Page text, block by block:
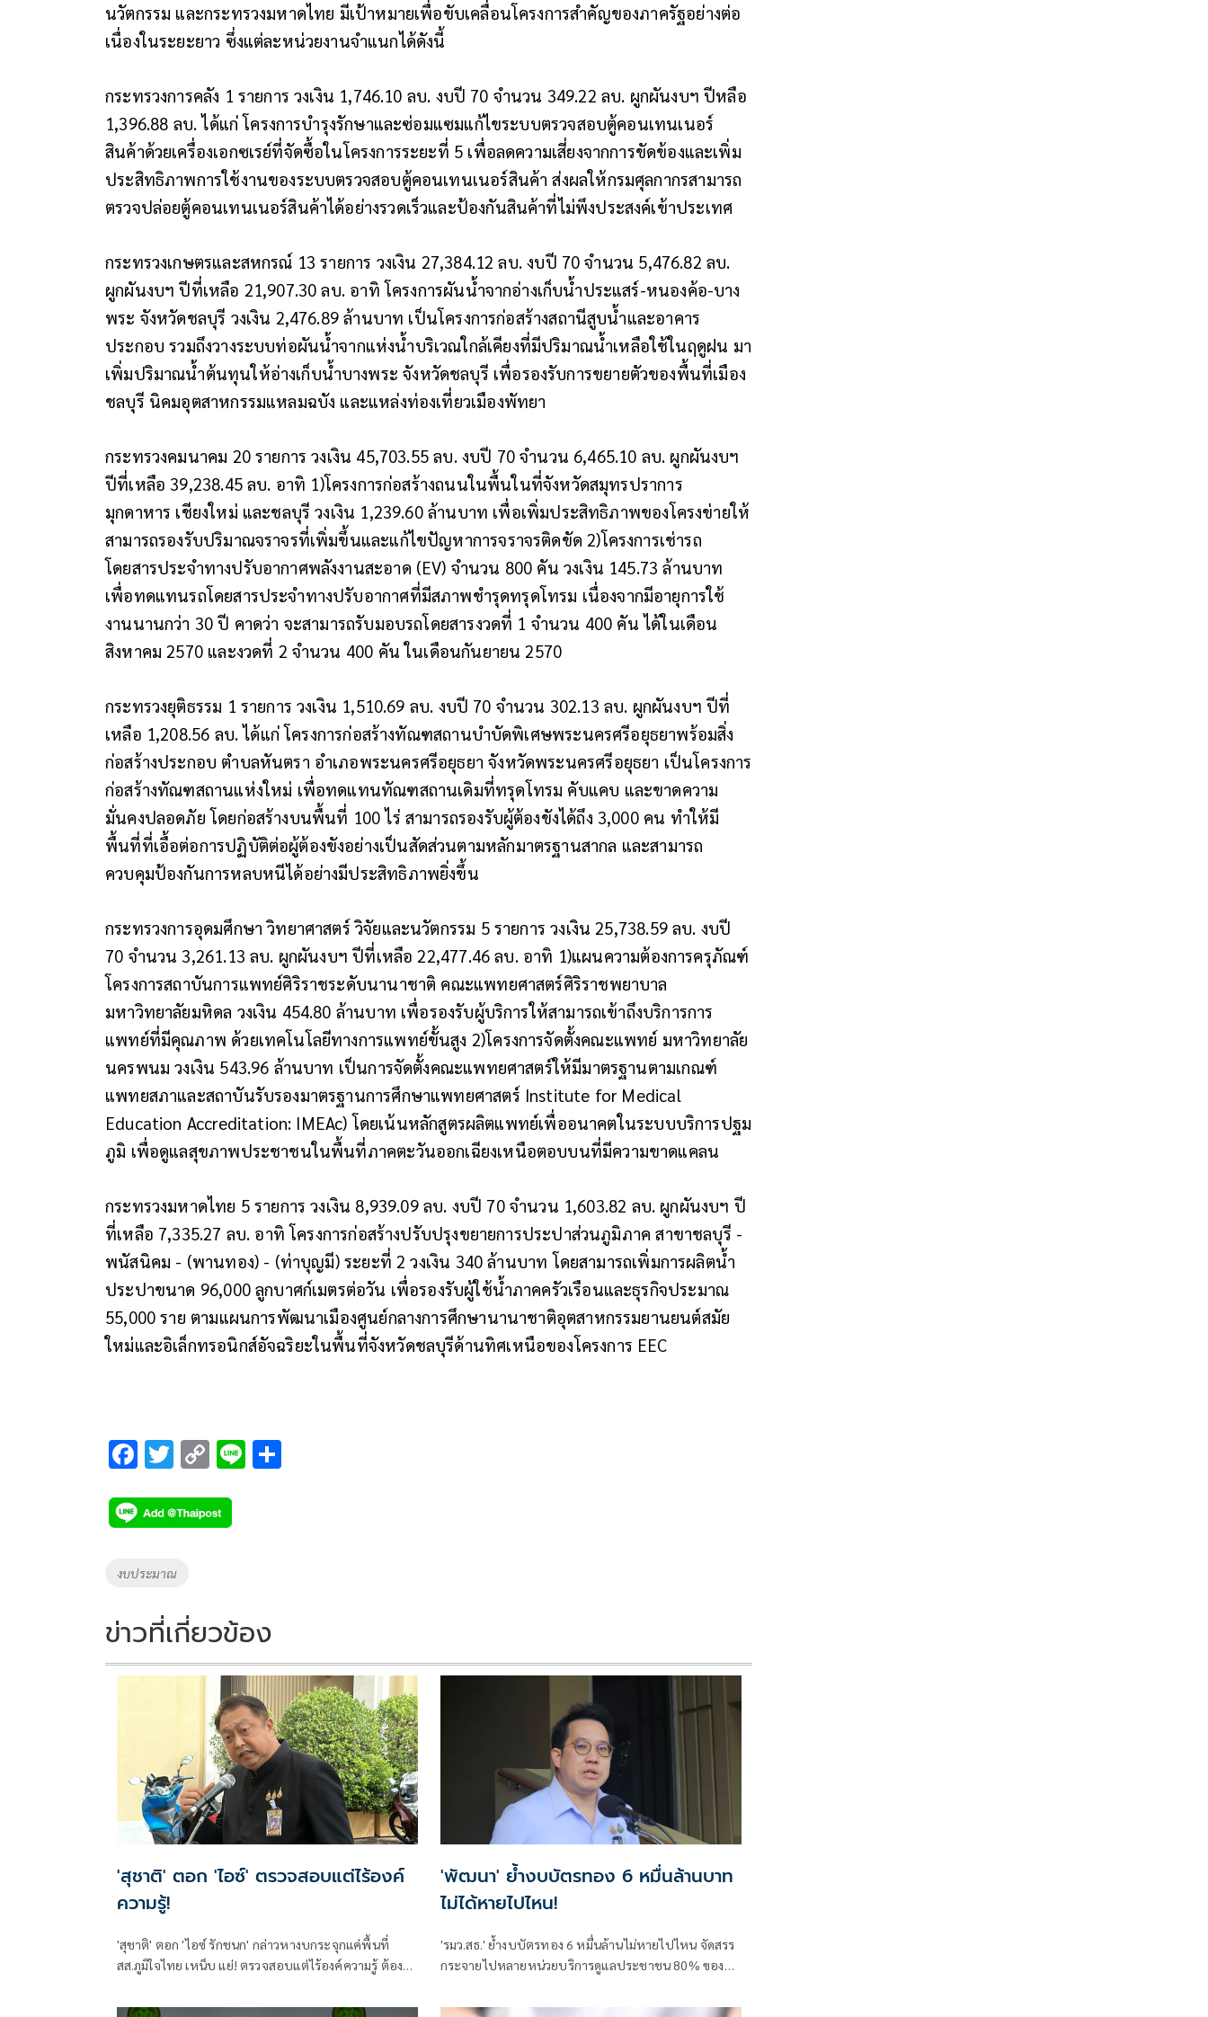
นวัตกรรม และกระทรวงมหาดไทย มีเป้าหมายเพื่อขับเคลื่อนโครงการสำคัญของภาครัฐอย่างต่อ
เนื่องในระยะยาว ซึ่งแต่ละหน่วยงานจำแนกได้ดังนี้
กระทรวงการคลัง 1 รายการ วงเงิน 1,746.10 ลบ. งบปี 70 จำนวน 349.22 ลบ. ผูกผันงบฯ ปีหลือ
1,396.88 ลบ. ได้แก่ โครงการบำรุงรักษาและซ่อมแซมแก้ไขระบบตรวจสอบตู้คอนเทนเนอร์
สินค้าด้วยเครื่องเอกซเรย์ที่จัดซื้อในโครงการระยะที่ 5 เพื่อลดความเสี่ยงจากการขัดข้องและเพิ่ม
ประสิทธิภาพการใช้งานของระบบตรวจสอบตู้คอนเทนเนอร์สินค้า ส่งผลให้กรมศุลกากรสามารถ
ตรวจปล่อยตู้คอนเทนเนอร์สินค้าได้อย่างรวดเร็วและป้องกันสินค้าที่ไม่พึงประสงค์เข้าประเทศ
กระทรวงเกษตรและสหกรณ์ 13 รายการ วงเงิน 27,384.12 ลบ. งบปี 70 จำนวน 5,476.82 ลบ.
ผูกผันงบฯ ปีที่เหลือ 21,907.30 ลบ. อาทิ โครงการผันน้ำจากอ่างเก็บน้ำประแสร์-หนองค้อ-บาง
พระ จังหวัดชลบุรี วงเงิน 2,476.89 ล้านบาท เป็นโครงการก่อสร้างสถานีสูบน้ำและอาคาร
ประกอบ รวมถึงวางระบบท่อผันน้ำจากแห่งน้ำบริเวณใกล้เคียงที่มีปริมาณน้ำเหลือใช้ในฤดูฝน มา
เพิ่มปริมาณน้ำต้นทุนให้อ่างเก็บน้ำบางพระ จังหวัดชลบุรี เพื่อรองรับการขยายตัวของพื้นที่เมือง
ชลบุรี นิคมอุตสาหกรรมแหลมฉบัง และแหล่งท่องเที่ยวเมืองพัทยา
กระทรวงคมนาคม 20 รายการ วงเงิน 45,703.55 ลบ. งบปี 70 จำนวน 6,465.10 ลบ. ผูกผันงบฯ
ปีที่เหลือ 39,238.45 ลบ. อาทิ 1)โครงการก่อสร้างถนนในพื้นในที่จังหวัดสมุทรปราการ
มุกดาหาร เชียงใหม่ และชลบุรี วงเงิน 1,239.60 ล้านบาท เพื่อเพิ่มประสิทธิภาพของโครงข่ายให้
สามารถรองรับปริมาณจราจรที่เพิ่มขึ้นและแก้ไขปัญหาการจราจรติดขัด 2)โครงการเช่ารถ
โดยสารประจำทางปรับอากาศพลังงานสะอาด (EV) จำนวน 800 คัน วงเงิน 145.73 ล้านบาท
เพื่อทดแทนรถโดยสารประจำทางปรับอากาศที่มีสภาพชำรุดทรุดโทรม เนื่องจากมีอายุการใช้
งานนานกว่า 30 ปี คาดว่า จะสามารถรับมอบรถโดยสารงวดที่ 1 จำนวน 400 คัน ได้ในเดือน
สิงหาคม 2570 และงวดที่ 2 จำนวน 400 คัน ในเดือนกันยายน 2570
กระทรวงยุติธรรม 1 รายการ วงเงิน 1,510.69 ลบ. งบปี 70 จำนวน 302.13 ลบ. ผูกผันงบฯ ปีที่
เหลือ 1,208.56 ลบ. ได้แก่ โครงการก่อสร้างทัณฑสถานบำบัดพิเศษพระนครศรีอยุธยาพร้อมสิ่ง
ก่อสร้างประกอบ ตำบลหันตรา อำเภอพระนครศรีอยุธยา จังหวัดพระนครศรีอยุธยา เป็นโครงการ
ก่อสร้างทัณฑสถานแห่งใหม่ เพื่อทดแทนทัณฑสถานเดิมที่ทรุดโทรม คับแคบ และขาดความ
มั่นคงปลอดภัย โดยก่อสร้างบนพื้นที่ 100 ไร่ สามารถรองรับผู้ต้องขังได้ถึง 3,000 คน ทำให้มี
พื้นที่ที่เอื้อต่อการปฏิบัติต่อผู้ต้องขังอย่างเป็นสัดส่วนตามหลักมาตรฐานสากล และสามารถ
ควบคุมป้องกันการหลบหนีได้อย่างมีประสิทธิภาพยิ่งขึ้น
กระทรวงการอุดมศึกษา วิทยาศาสตร์ วิจัยและนวัตกรรม 5 รายการ วงเงิน 25,738.59 ลบ. งบปี
70 จำนวน 3,261.13 ลบ. ผูกผันงบฯ ปีที่เหลือ 22,477.46 ลบ. อาทิ 1)แผนความต้องการครุภัณฑ์
โครงการสถาบันการแพทย์ศิริราชระดับนานาชาติ คณะแพทยศาสตร์ศิริราชพยาบาล
มหาวิทยาลัยมหิดล วงเงิน 454.80 ล้านบาท เพื่อรองรับผู้บริการให้สามารถเข้าถึงบริการการ
แพทย์ที่มีคุณภาพ ด้วยเทคโนโลยีทางการแพทย์ขั้นสูง 2)โครงการจัดตั้งคณะแพทย์ มหาวิทยาลัย
นครพนม วงเงิน 543.96 ล้านบาท เป็นการจัดตั้งคณะแพทยศาสตร์ให้มีมาตรฐานตามเกณฑ์
แพทยสภาและสถาบันรับรองมาตรฐานการศึกษาแพทยศาสตร์ Institute for Medical
Education Accreditation: IMEAc) โดยเน้นหลักสูตรผลิตแพทย์เพื่ออนาคตในระบบบริการปฐม
ภูมิ เพื่อดูแลสุขภาพประชาชนในพื้นที่ภาคตะวันออกเฉียงเหนือตอบบนที่มีความขาดแคลน
กระทรวงมหาดไทย 5 รายการ วงเงิน 8,939.09 ลบ. งบปี 70 จำนวน 1,603.82 ลบ. ผูกผันงบฯ ปี
ที่เหลือ 7,335.27 ลบ. อาทิ โครงการก่อสร้างปรับปรุงขยายการประปาส่วนภูมิภาค สาขาชลบุรี -
พนัสนิคม - (พานทอง) - (ท่าบุญมี) ระยะที่ 2 วงเงิน 340 ล้านบาท โดยสามารถเพิ่มการผลิตน้ำ
ประปาขนาด 96,000 ลูกบาศก์เมตรต่อวัน เพื่อรองรับผู้ใช้น้ำภาคครัวเรือนและธุรกิจประมาณ
55,000 ราย ตามแผนการพัฒนาเมืองศูนย์กลางการศึกษานานาชาติอุตสาหกรรมยานยนต์สมัย
ใหม่และอิเล็กทรอนิกส์อัจฉริยะในพื้นที่จังหวัดชลบุรีด้านทิศเหนือของโครงการ EEC
F
e
b
o
k
T
tt
er
C
p
y
k
Li
Tags
งบประมาณ
ข่าวที่เกี่ยวข้อง
'สุชาติ' ตอก 'ไอซ์' ตรวจสอบแต่ไร้องค์
ความรู้!
'สุชาติ' ตอก 'ไอซ์ รักชนก' กล่าวหางบกระจุกแค่พื้นที่
สส.ภูมิใจไทย เหน็บ แย่! ตรวจสอบแต่ไร้องค์ความรู้ ต้อง
งานที่ตัวเองรับผิดชอบ
'พัฒนา' ย้ำงบบัตรทอง 6 หมื่นล้านบาท
ไม่ได้หายไปไหน!
'รมว.สธ.' ย้ำงบบัตรทอง 6 หมื่นล้านไม่หายไปไหน จัดสรร
กระจายไปหลายหน่วยบริการดูแลประชาชน 80% ของ
ภูมิ ยืนยันทุกบาททุกสตางค์ต้องคุ้มค่า